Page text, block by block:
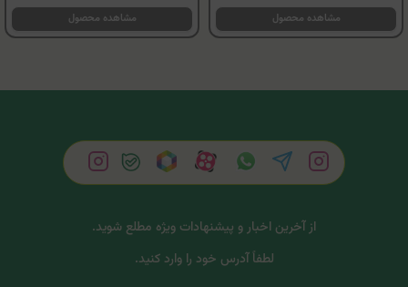
مشاهده محصول مشاهده محصول
از آخرین اخبار و پیشنهادات ویژه مطلع شوید.
لطفاً آدرس خود را وارد کنید.